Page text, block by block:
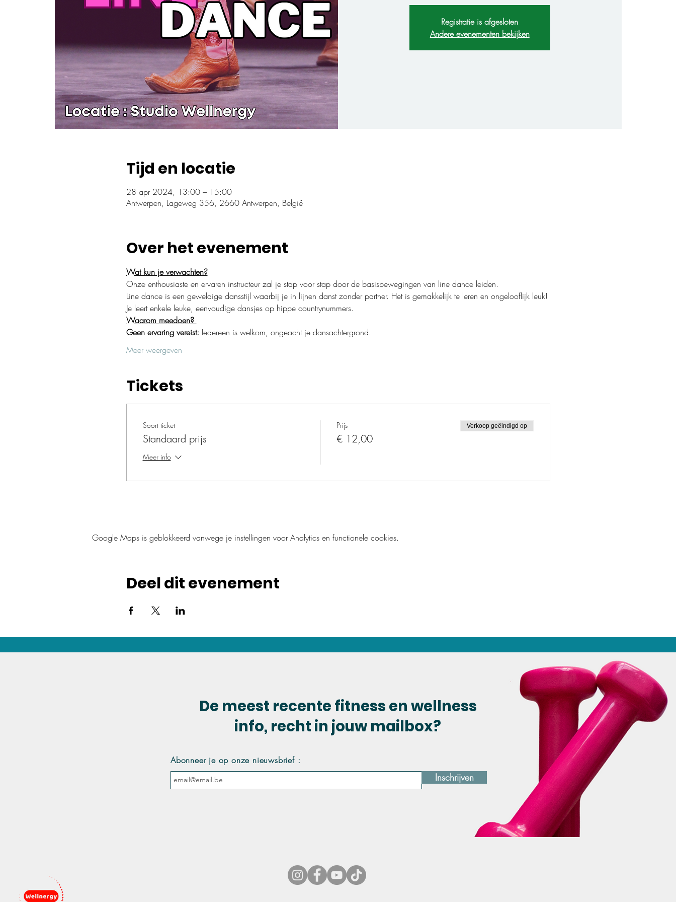
Registratie is afgesloten
Andere evenementen bekijken
Tijd en locatie
28 apr 2024, 13:00 – 15:00
Antwerpen, Lageweg 356, 2660 Antwerpen, België
Over het evenement
Wat kun je verwachten?
Onze enthousiaste en ervaren instructeur zal je stap voor stap door de basisbewegingen van line dance leiden.
Line dance is een geweldige dansstijl waarbij je in lijnen danst zonder partner. Het is gemakkelijk te leren en ongelooflijk leuk!
Je leert enkele leuke, eenvoudige dansjes op hippe countrynummers.
Waarom meedoen?
Geen ervaring vereist: Iedereen is welkom, ongeacht je dansachtergrond.
Meer weergeven
Tickets
Soort ticket
Standaard prijs
Meer info
Prijs
€ 12,00
Verkoop geëindigd op
Google Maps is geblokkeerd vanwege je instellingen voor Analytics en functionele cookies.
Deel dit evenement
De meest recente fitness en wellness
info, recht in jouw mailbox?
Abonneer je op onze nieuwsbrief :
Inschrijven